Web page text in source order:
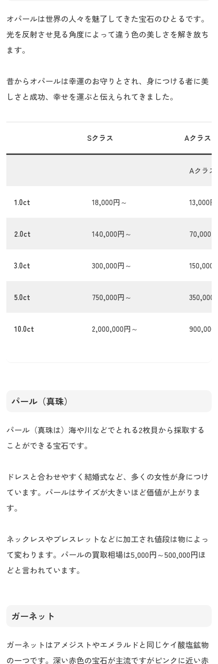
オパールは世界の人々を魅了してきた宝石のひとるです。
光を反射させ見る角度によって違う色の美しさを解き放ち
ます。
昔からオパールは幸運のお守りとされ、身につける者に美
しさと成功、幸せを運ぶと伝えられてきました。
Sクラス Aクラス
Aクラス
1.0ct 18,000円～ 13,000
2.0ct 140,000円～ 70,000
3.0ct 300,000円～ 150,000
5.0ct 750,000円～ 350,000
10.0ct 2,000,000円～ 900,000
パール（真珠）
パール（真珠は）海や川などでとれる2枚貝から採取する
ことができる宝石です。
ドレスと合わせやすく結婚式など、多くの女性が身につけ
ています。パールはサイズが大きいほど価値が上がりま
す。
ネックレスやブレスレットなどに加工され値段は物によっ
て変わります。パールの買取相場は5,000円～500,000円ほ
どと言われています。
ガーネット
ガーネットはアメジストやエメラルドと同じケイ酸塩鉱物
の一つです。深い赤色の宝石が主流ですがピンクに近い赤